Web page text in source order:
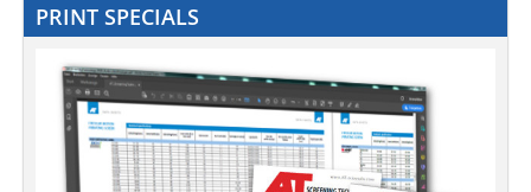
PRINT SPECIALS